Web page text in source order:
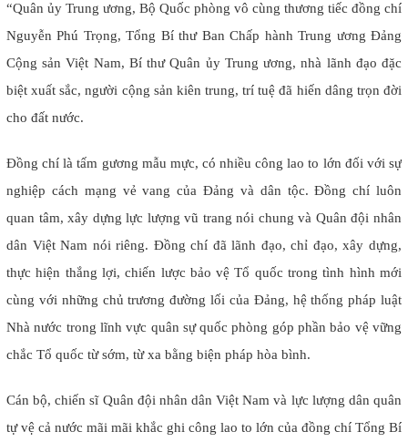
“Quân ủy Trung ương, Bộ Quốc phòng vô cùng thương tiếc đồng chí
Nguyễn Phú Trọng, Tổng Bí thư Ban Chấp hành Trung ương Đảng
Cộng sản Việt Nam, Bí thư Quân ủy Trung ương, nhà lãnh đạo đặc
biệt xuất sắc, người cộng sản kiên trung, trí tuệ đã hiến dâng trọn đời
cho đất nước.
Đồng chí là tấm gương mẫu mực, có nhiều công lao to lớn đối với sự
nghiệp cách mạng vẻ vang của Đảng và dân tộc. Đồng chí luôn
quan tâm, xây dựng lực lượng vũ trang nói chung và Quân đội nhân
dân Việt Nam nói riêng. Đồng chí đã lãnh đạo, chỉ đạo, xây dựng,
thực hiện thắng lợi, chiến lược bảo vệ Tổ quốc trong tình hình mới
cùng với những chủ trương đường lối của Đảng, hệ thống pháp luật
Nhà nước trong lĩnh vực quân sự quốc phòng góp phần bảo vệ vững
chắc Tổ quốc từ sớm, từ xa bằng biện pháp hòa bình.
Cán bộ, chiến sĩ Quân đội nhân dân Việt Nam và lực lượng dân quân
tự vệ cả nước mãi mãi khắc ghi công lao to lớn của đồng chí Tổng Bí